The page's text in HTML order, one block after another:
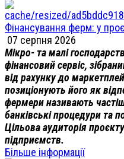
Фінансування ферм: у
07 серпня 2026
Мікро- та малі
фінансовий сервіс,
від рахунку до
позиціонують його як
фермери називають
банківські процедури та
Цільова аудиторія
підприємств.
Більше інформації